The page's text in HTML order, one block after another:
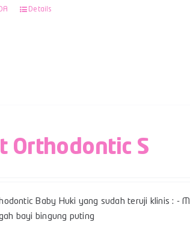
Details
Orthodontic S
Baby Huki yang sudah teruji klinis : -
bayi bingung puting